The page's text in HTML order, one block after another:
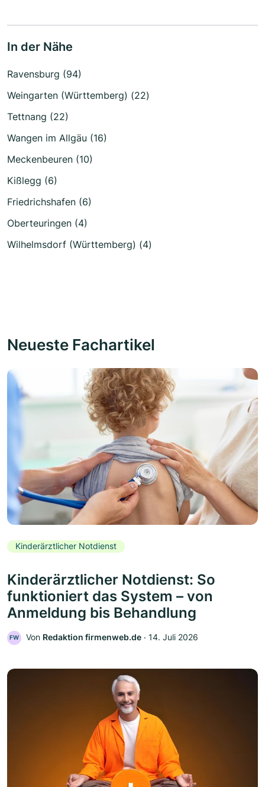
In der Nähe
Ravensburg (94)
Weingarten (Württemberg) (22)
Tettnang (22)
Wangen im Allgäu (16)
Meckenbeuren (10)
Kißlegg (6)
Friedrichshafen (6)
Oberteuringen (4)
Wilhelmsdorf (Württemberg) (4)
Neueste Fachartikel
Kinderärztlicher Notdienst
Kinderärztlicher Notdienst: So
funktioniert das System – von
Anmeldung bis Behandlung
FW Von Redaktion firmenweb.de ‧ 14. Juli 2026